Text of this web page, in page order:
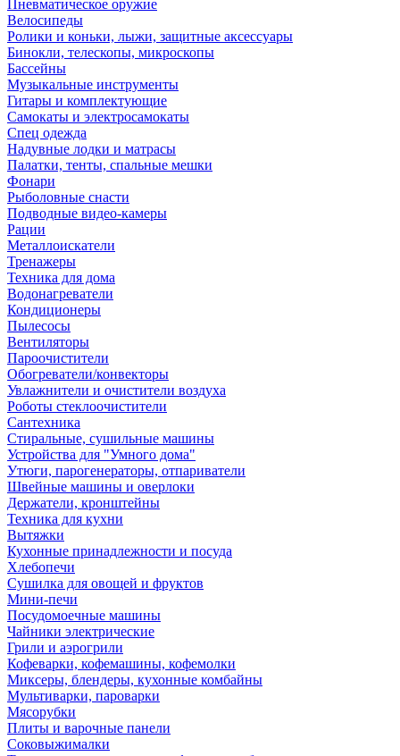
Пневматическое оружие
Велосипеды
Ролики и коньки, лыжи, защитные аксессуары
Бинокли, телескопы, микроскопы
Бассейны
Музыкальные инструменты
Гитары и комплектующие
Самокаты и электросамокаты
Спец одежда
Надувные лодки и матрасы
Палатки, тенты, спальные мешки
Фонари
Рыболовные снасти
Подводные видео-камеры
Рации
Металлоискатели
Тренажеры
Техника для дома
Водонагреватели
Кондиционеры
Пылесосы
Вентиляторы
Пароочистители
Обогреватели/конвекторы
Увлажнители и очистители воздуха
Роботы стеклоочистители
Сантехника
Стиральные, сушильные машины
Устройства для "Умного дома"
Утюги, парогенераторы, отпариватели
Швейные машины и оверлоки
Держатели, кронштейны
Техника для кухни
Вытяжки
Кухонные принадлежности и посуда
Хлебопечи
Сушилка для овощей и фруктов
Мини-печи
Посудомоечные машины
Чайники электрические
Грили и аэрогрили
Кофеварки, кофемашины, кофемолки
Миксеры, блендеры, кухонные комбайны
Мультиварки, пароварки
Мясорубки
Плиты и варочные панели
Соковыжималки